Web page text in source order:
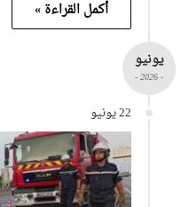
أكمل القراءة »
يونيو
- 2026 -
22 يونيو